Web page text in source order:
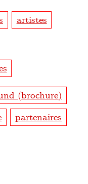
artistes
(brochure)
partenaires